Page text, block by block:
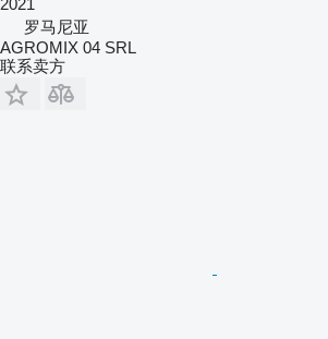
2021
罗马尼亚
AGROMIX 04 SRL
联系卖方